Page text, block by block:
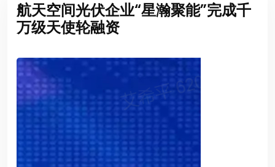
航天空间光伏企业“星瀚聚能”完成千
万级天使轮融资